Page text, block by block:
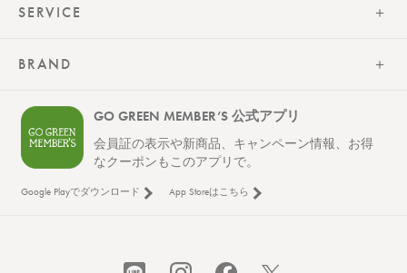
SERVICE
BRAND
GO GREEN MEMBER’S 公式アプリ
会員証の表示や新商品、キャンペーン情報、お得
なクーポンもこのアプリで。
Google Playでダウンロード App Storeはこちら